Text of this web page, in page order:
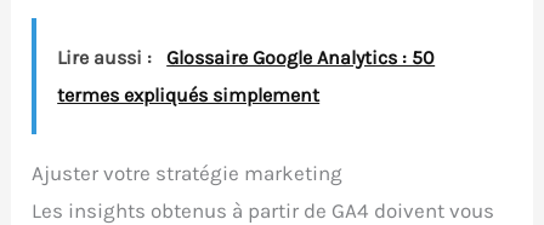
Lire aussi :
Glossaire Google Analytics : 50
termes expliqués simplement
Ajuster votre stratégie marketing
Les insights obtenus à partir de GA4 doivent vous